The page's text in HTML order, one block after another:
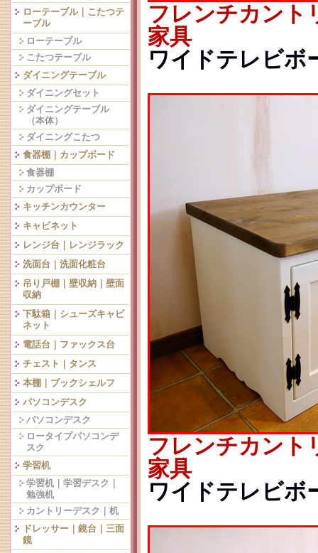
ローテーブル｜こたつテ
ーブル
ローテーブル
こたつテーブル
ダイニングテーブル
ダイニングセット
ダイニングテーブル
（本体）
ダイニングこたつ
食器棚｜カップボード
食器棚
カップボード
キッチンカウンター
キャビネット
レンジ台｜レンジラック
洗面台｜洗面化粧台
吊り戸棚｜壁収納｜壁面
収納
下駄箱｜シューズキャビ
ネット
電話台｜ファックス台
チェスト｜タンス
本棚｜ブックシェルフ
パソコンデスク
パソコンデスク
ロータイプパソコンデ
スク
学習机
学習机｜学習デスク｜
勉強机
カントリーデスク｜机
ドレッサー｜鏡台｜三面
鏡
フレンチカント
家具
ワイドテレビ
フレンチカント
家具
ワイドテレビ